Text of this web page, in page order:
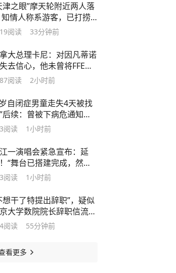
津之眼”摩天轮附近两人落
情人称系游客，已打捞
具体伤亡未知
阅读 33分钟前
大总理卡尼：对因凡蒂诺
去信心，他未曾将FFE计
高级管理团队讨论，这一
阅读 2小时前
自闭症男童走失4天被找
后续：曾被下病危通知
仍未过危险期 其父寻子
阅读 1小时前
一演唱会紧急宣布：延
“舞台已搭建完成，然而
不可抗力，我们无法冒
阅读 1小时前
想干了特提出辞职”，疑似
大学数院院长辞职信流
院方回应：喻良教授已卸
阅读 55分钟前
看更多